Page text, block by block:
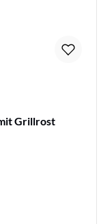
mit Grillrost